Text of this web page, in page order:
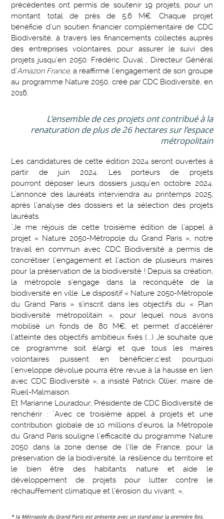
précédentes ont permis de soutenir 19 projets, pour un
montant total de près de 5,6 M€. Chaque projet
bénéficie d’un soutien financier complémentaire de CDC
Biodiversité, à travers les financements collectés auprès
des entreprises volontaires, pour assurer le suivi des
projets jusqu’en 2050. Frédéric Duval , Directeur Général
d’Amazon France, a réaffirmé l’engagement de son groupe
au programme Nature 2050, créé par CDC Biodiversité, en
2016.
L’ensemble de ces projets ont contribué à la
renaturation de plus de 26 hectares sur l’espace
métropolitain
Les candidatures de cette édition 2024 seront ouvertes à
partir de juin 2024. Les porteurs de projets
pourront déposer leurs dossiers jusqu’en octobre 2024.
L’annonce des lauréats interviendra au printemps 2025,
après l’analyse des dossiers et la sélection des projets
lauréats.
"Je me réjouis de cette troisième édition de l’appel à
projet « Nature 2050-Métropole du Grand Paris », notre
travail en commun avec CDC Biodiversité a permis de
concrétiser l’engagement et l’action de plusieurs maires
pour la préservation de la biodiversité ! Depuis sa création,
la métropole s’engage dans la reconquête de la
biodiversité en ville. Le dispositif « Nature 2050-Métropole
du Grand Paris » s’inscrit dans les objectifs du « Plan
biodiversité métropolitain », pour lequel nous avons
mobilisé un fonds de 80 M€, et permet d’accélérer
l’atteinte des objectifs ambitieux fixés (...) Je souhaite que
ce programme soit élargi et que tous les maires
volontaires puissent en bénéficier,c’est pourquoi
l’enveloppe dévolue pourra être revue à la hausse en lien
avec CDC Biodiversité », a insisté Patrick Ollier, maire de
Rueil-Malmaison.
Et Marianne Louradour, Présidente de CDC Biodiversité de
renchérir : "Avec ce troisième appel à projets et une
contribution globale de 10 millions d’euros, la Métropole
du Grand Paris souligne l’efficacité du programme Nature
2050 dans la zone dense de l’Ile de France, pour la
préservation de la biodiversité, la résilience du territoire et
le bien être des habitants. nature et aide le
développement de projets pour lutter contre le
réchauffement climatique et l’érosion du vivant. »,
* la Métropole du Grand Paris est présente avec un stand pour la première fois.